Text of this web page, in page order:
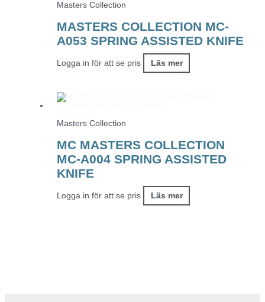
Masters Collection
MASTERS COLLECTION MC-
A053 SPRING ASSISTED KNIFE
Logga in för att se pris Läs mer
Masters Collection
MC MASTERS COLLECTION
MC-A004 SPRING ASSISTED
KNIFE
Logga in för att se pris Läs mer